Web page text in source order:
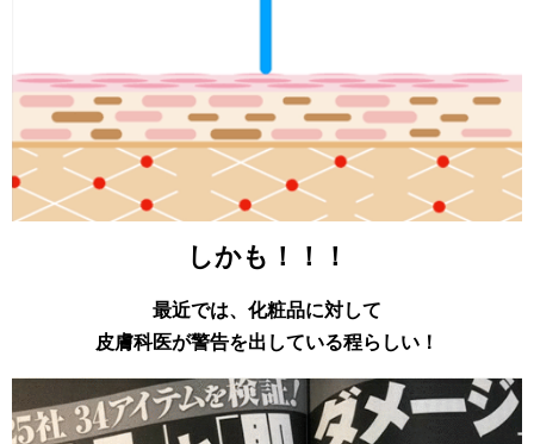
しかも！！！
最近では、化粧品に対して
皮膚科医が警告を出している程らしい！